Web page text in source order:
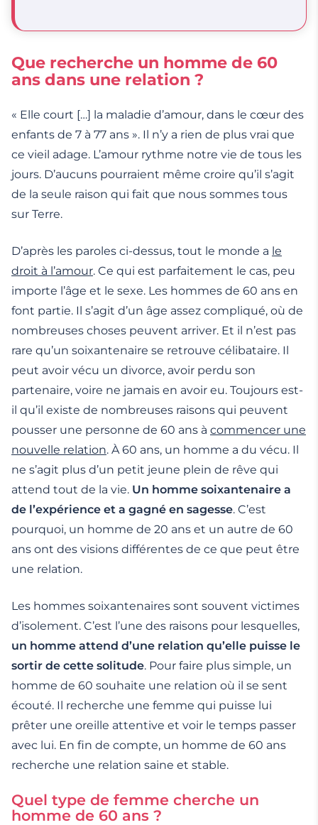
Que recherche un homme de 60
ans dans une relation ?
« Elle court […] la maladie d’amour, dans le cœur des
enfants de 7 à 77 ans ». Il n’y a rien de plus vrai que
ce vieil adage. L’amour rythme notre vie de tous les
jours. D’aucuns pourraient même croire qu’il s’agit
de la seule raison qui fait que nous sommes tous
sur Terre.
D’après les paroles ci-dessus, tout le monde a le
droit à l’amour. Ce qui est parfaitement le cas, peu
importe l’âge et le sexe. Les hommes de 60 ans en
font partie. Il s’agit d’un âge assez compliqué, où de
nombreuses choses peuvent arriver. Et il n’est pas
rare qu’un soixantenaire se retrouve célibataire. Il
peut avoir vécu un divorce, avoir perdu son
partenaire, voire ne jamais en avoir eu. Toujours est-
il qu’il existe de nombreuses raisons qui peuvent
pousser une personne de 60 ans à commencer une
nouvelle relation. À 60 ans, un homme a du vécu. Il
ne s’agit plus d’un petit jeune plein de rêve qui
attend tout de la vie. Un homme soixantenaire a
de l’expérience et a gagné en sagesse. C’est
pourquoi, un homme de 20 ans et un autre de 60
ans ont des visions différentes de ce que peut être
une relation.
Les hommes soixantenaires sont souvent victimes
d’isolement. C’est l’une des raisons pour lesquelles,
un homme attend d’une relation qu’elle puisse le
sortir de cette solitude. Pour faire plus simple, un
homme de 60 souhaite une relation où il se sent
écouté. Il recherche une femme qui puisse lui
prêter une oreille attentive et voir le temps passer
avec lui. En fin de compte, un homme de 60 ans
recherche une relation saine et stable.
Quel type de femme cherche un
homme de 60 ans ?